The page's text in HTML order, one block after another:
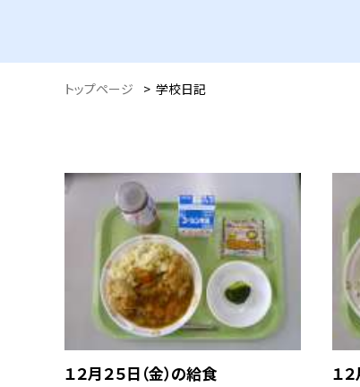
トップページ > 学校日記
１２月２５日（金）の給食 １